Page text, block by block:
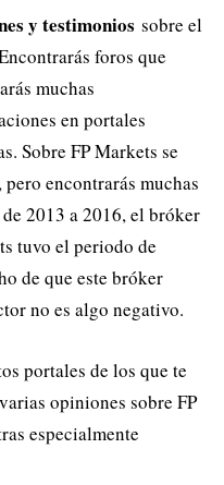
y testimonios sobre el
foros que
muchas
en portales
Sobre FP Markets se
encontrarás muchas
2013 a 2016, el bróker
tuvo el periodo de
de que este bróker
no es algo negativo.
portales de los que te
opiniones sobre FP
especialmente